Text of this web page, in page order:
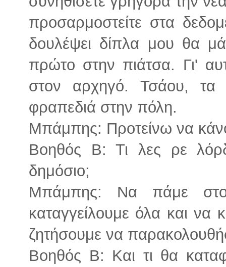
προσαρμοστείτε στα
δουλέψει δίπλα μου θα
πρώτο στην πιάτσα. Γι'
στον αρχηγό. Τσάου,
φραπεδιά στην πόλη.
Μπάμπης: Προτείνω να
Βοηθός Β: Τι λες ρε
δημόσιο;
Μπάμπης: Να πάμε
καταγγείλουμε όλα και να
ζητήσουμε να
Βοηθός Β: Και τι θα